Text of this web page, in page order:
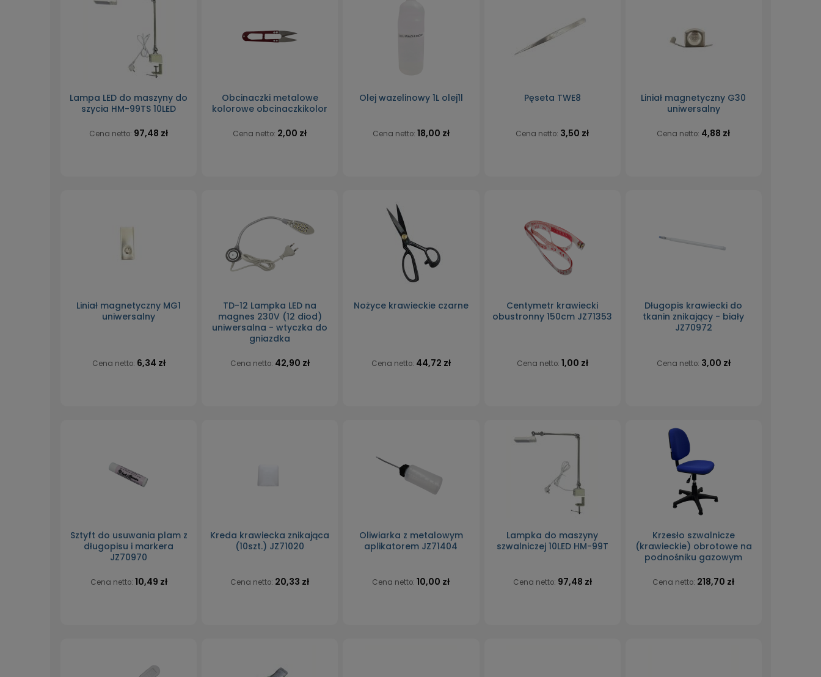
Lampa LED do maszyny do
szycia HM-99TS 10LED
Cena netto: 97,48 zł
Obcinaczki metalowe
kolorowe obcinaczkikolor
Cena netto: 2,00 zł
Olej wazelinowy 1L olej1l
Cena netto: 18,00 zł
Pęseta TWE8
Cena netto: 3,50 zł
Liniał magnetyczny G30
uniwersalny
Cena netto: 4,88 zł
Liniał magnetyczny MG1
uniwersalny
Cena netto: 6,34 zł
TD-12 Lampka LED na
magnes 230V (12 diod)
uniwersalna - wtyczka do
gniazdka
Cena netto: 42,90 zł
Nożyce krawieckie czarne
Cena netto: 44,72 zł
Centymetr krawiecki
obustronny 150cm JZ71353
Cena netto: 1,00 zł
Długopis krawiecki do
tkanin znikający - biały
JZ70972
Cena netto: 3,00 zł
Sztyft do usuwania plam z
długopisu i markera
JZ70970
Cena netto: 10,49 zł
Kreda krawiecka znikająca
(10szt.) JZ71020
Cena netto: 20,33 zł
Oliwiarka z metalowym
aplikatorem JZ71404
Cena netto:10,00 zł
Lampka do maszyny
szwalniczej 10LED HM-99T
Cena netto: 97,48 zł
Krzesło szwalnicze
(krawieckie) obrotowe na
podnośniku gazowym
Cena netto: 218,70 zł